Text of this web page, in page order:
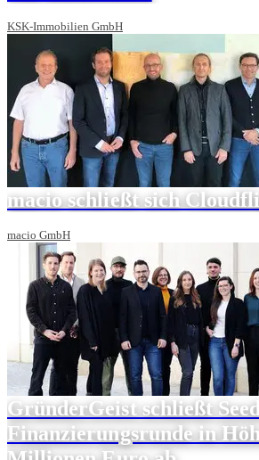
KSK-Immobilien GmbH
macio schließt sich
macio GmbH
GründerGeist schließt
Finanzierungsrunde in